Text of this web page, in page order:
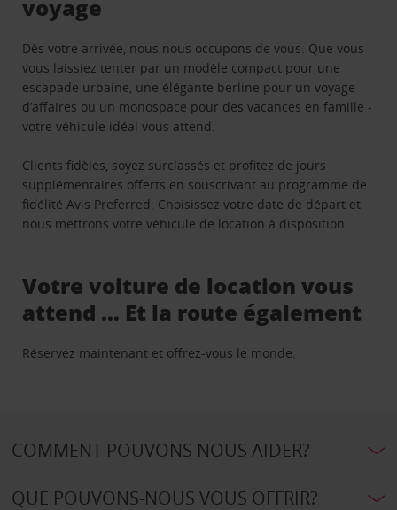
voyage
Dès votre arrivée, nous nous occupons de vous. Que vous
vous laissiez tenter par un modèle compact pour une
escapade urbaine, une élégante berline pour un voyage
d’affaires ou un monospace pour des vacances en famille -
votre véhicule idéal vous attend.
Clients fidèles, soyez surclassés et profitez de jours
supplémentaires offerts en souscrivant au programme de
fidélitéAvis Preferred. Choisissez votre date de départ et
nous mettrons votre véhicule de location à disposition.
Votre voiture de location vous
attend … Et la route également
Réservez maintenant et offrez-vous le monde.
COMMENT POUVONS NOUS AIDER?
QUE POUVONS-NOUS VOUS OFFRIR?